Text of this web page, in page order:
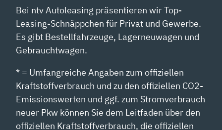
Bei ntv Autoleasing präsentieren wir Top-
Leasing-Schnäppchen für Privat und Gewerbe.
Es gibt Bestellfahrzeuge, Lagerneuwagen und
Gebrauchtwagen.
* = Umfangreiche Angaben zum offiziellen
Kraftstoffverbrauch und zu den offiziellen CO2-
Emissionswerten und ggf. zum Stromverbrauch
neuer Pkw können Sie dem Leitfaden über den
offiziellen Kraftstoffverbrauch, die offiziellen